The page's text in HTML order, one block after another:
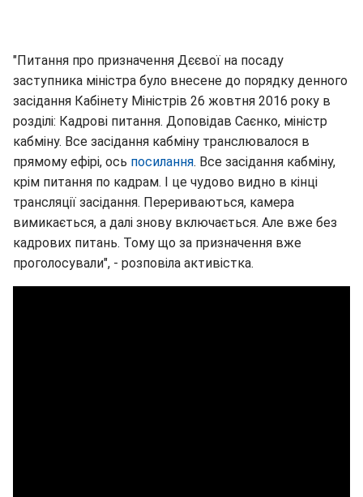
"Питання про призначення Дєєвої на посаду
заступника міністра було внесене до порядку денного
засідання Кабінету Міністрів 26 жовтня 2016 року в
розділі: Кадрові питання. Доповідав Саєнко, міністр
кабміну. Все засідання кабміну транслювалося в
прямому ефірі, ось посилання. Все засідання кабміну,
крім питання по кадрам. І це чудово видно в кінці
трансляції засідання. Перериваються, камера
вимикається, а далі знову включається. Але вже без
кадрових питань. Тому що за призначення вже
проголосували", - розповіла активістка.